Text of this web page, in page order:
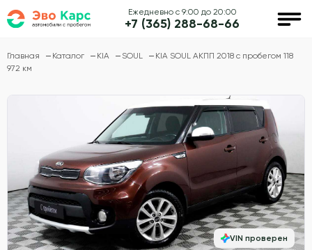
Ежедневно с 9:00 до 20:00
+7 (365) 288-68-66
Главная Каталог KIA SOUL
KIA SOUL АКПП 2018 с пробегом 118
972 км
VIN проверен